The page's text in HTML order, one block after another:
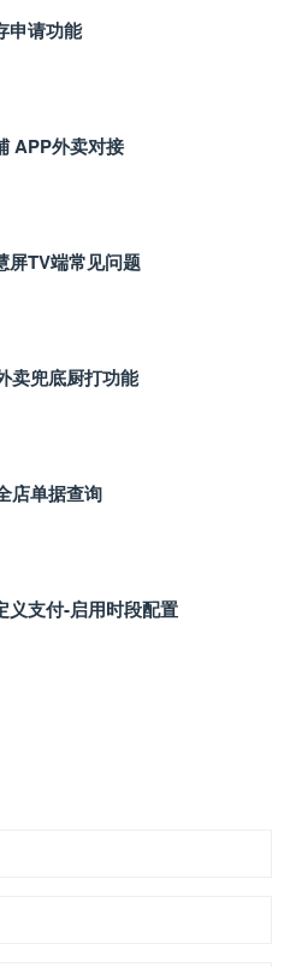
申请功能
APP外卖对接
屏TV端常见问题
卖兜底厨打功能
店单据查询
义支付‑启用时段配置